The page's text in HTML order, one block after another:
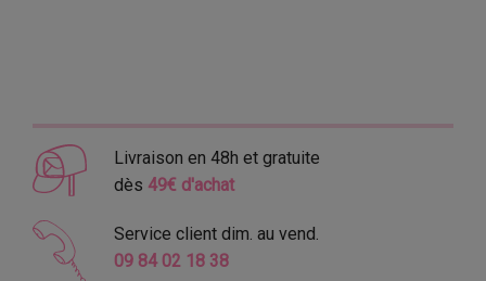
Livraison en 48h et gratuite
dès 49€ d'achat
Service client dim. au vend.
09 84 02 18 38